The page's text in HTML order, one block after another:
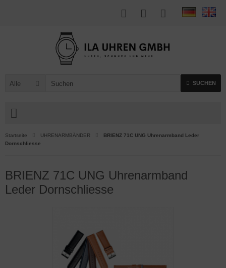
Alle SUCHEN
Startseite UHRENARMBÄNDER
BRIENZ 71C UNG Uhrenarmband Leder
Dornschliesse
BRIENZ 71C UNG Uhrenarmband
Leder Dornschliesse